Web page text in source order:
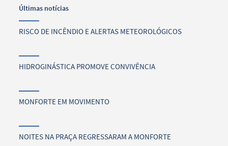
Últimas notícias
RISCO DE INCÊNDIO E ALERTAS METEOROLÓGICOS
HIDROGINÁSTICA PROMOVE CONVIVÊNCIA
MONFORTE EM MOVIMENTO
NOITES NA PRAÇA REGRESSARAM A MONFORTE